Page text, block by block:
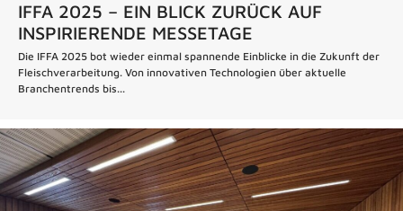
IFFA 2025 – EIN BLICK ZURÜCK AUF
INSPIRIERENDE MESSETAGE
Die IFFA 2025 bot wieder einmal spannende Einblicke in die Zukunft der
Fleischverarbeitung. Von innovativen Technologien über aktuelle
Branchentrends bis...